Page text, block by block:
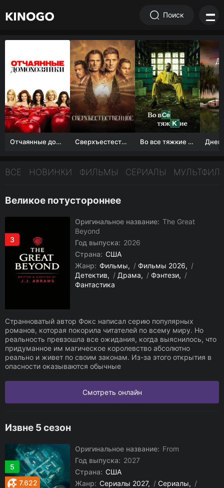
Поиск
Отчаянные домохозяйки (1 сезон) Сверхъестественное Во все тяжкие 1-5 сезон
ВСЕ НОВИНКИ ФИЛЬМЫ СЕРИАЛЫ
Великое потустороннее
3
Оригинальное название: The Great
Beyond
Год выпуска: 2026
Страна: США
Жанр: Фильмы / Фильмы 2026
/
Детектив
/ Драма / Фэнтези
/
Фантастика
Странноватый автор Фокс написал серию популярных
романов, которая покорила читателей по всему миру. Но
реальность превзошла все ожидания, когда выяснилось, что
придуманное им магическое королевство абсолютно
реально и живет по своим законам. Из-за этого открытия в
опасности оказываются обычные
Смотреть онлайн
Извне 5 сезон
5
7.622
Оригинальное название: From
Год выпуска: 2027
Страна: США
Жанр: Сериалы 2027 / Сериалы
/